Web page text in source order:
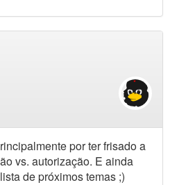
por ter frisado a
vs. autorização. E ainda
de próximos temas ;)